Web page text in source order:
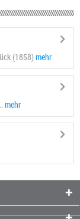
(1858)mehr
mehr